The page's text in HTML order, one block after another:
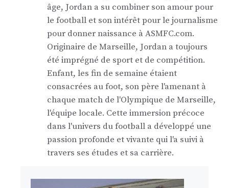
âge, Jordan a su combiner son amour pour
le football et son intérêt pour le journalisme
pour donner naissance à ASMFC.com.
Originaire de Marseille, Jordan a toujours
été imprégné de sport et de compétition.
Enfant, les fin de semaine étaient
consacrées au foot, son père l'amenant à
chaque match de l'Olympique de Marseille,
l'équipe locale. Cette immersion précoce
dans l'univers du football a développé une
passion profonde et vivante qui l'a suivi à
travers ses études et sa carrière.